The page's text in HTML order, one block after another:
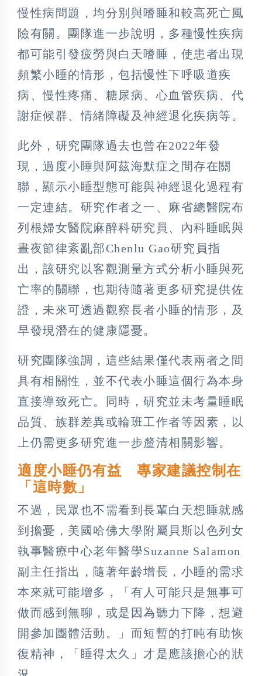
慢性病問題，均分別與嗜睡和較高死亡風
險有關。團隊進一步說明，多種慢性疾病
都可能引發疲勞與白天嗜睡，使患者出現
頻繁小睡的情形，包括慢性下呼吸道疾
病、慢性疼痛、糖尿病、心血管疾病、代
謝症候群、情緒障礙及神經退化疾病等。
此外，研究團隊過去也曾在2022年發
現，過度小睡與阿茲海默症之間存在關
聯，顯示小睡型態可能與神經退化過程有
一定連結。研究作者之一、麻省總醫院布
列根婦女醫院麻醉科研究員、內科睡眠與
晝夜節律紊亂部Chenlu Gao研究員指
出，該研究以客觀測量方式分析小睡與死
亡率的關聯，也期待隨著更多研究提供佐
證，未來可透過觀察長者小睡的情形，及
早發現潛在的健康隱憂。
研究團隊強調，這些結果僅代表兩者之間
具有相關性，並不代表小睡這個行為本身
直接導致死亡。同時，研究並未考量睡眠
品質、族群差異或輪班工作者等因素，以
上仍需更多研究進一步釐清相關影響。
適度小睡仍有益 專家建議控制在
「這時數」
不過，民眾也不需看到長輩白天想睡就感
到擔憂，美國哈佛大學附屬貝斯以色列女
執事醫療中心老年醫學Suzanne Salamon
副主任指出，隨著年齡增長，小睡的需求
本來就可能增多，「有人可能只是無事可
做而感到無聊，或是因為聽力下降，想避
開參加團體活動。」而短暫的打盹有助恢
復精神，「睡得太久」才是應該擔心的狀